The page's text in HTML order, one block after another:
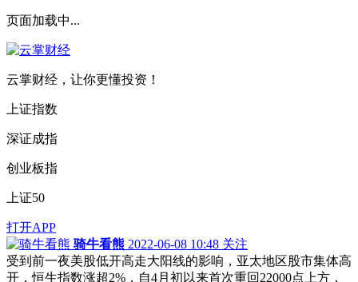
页面加载中...
云掌财经，让你更懂投资！
上证指数
深证成指
创业板指
上证50
打开APP
骑牛看熊 2022-06-08 10:48 关注
受到前一夜美股低开高走大阳线的影响，亚太地区股市集体高
开，恒生指数涨超2%，自4月初以来首次重回22000点上方，